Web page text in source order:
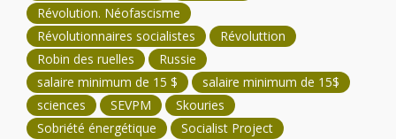
Révolution. Néofascisme
Révolutionnaires socialistes
Révoluttion
Robin des ruelles
Russie
salaire minimum de 15 $
salaire minimum de 15$
sciences
SEVPM
Skouries
Sobriété énergétique
Socialist Project